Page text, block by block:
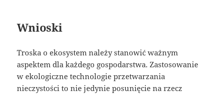
Wnioski
Troska o ekosystem należy stanowić ważnym
aspektem dla każdego gospodarstwa. Zastosowanie
w ekologiczne technologie przetwarzania
nieczystości to nie jedynie posunięcie na rzecz